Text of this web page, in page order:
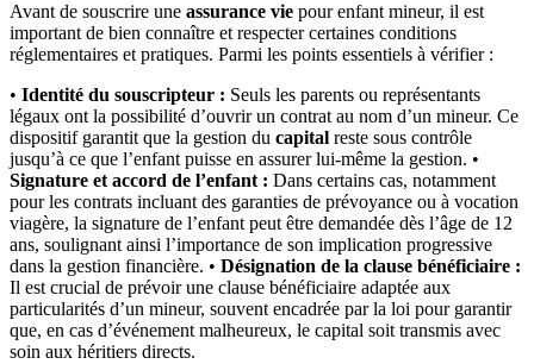
Avant de souscrire une assurance vie pour enfant mineur, il est
important de bien connaître et respecter certaines conditions
réglementaires et pratiques. Parmi les points essentiels à vérifier :
• Identité du souscripteur : Seuls les parents ou représentants
légaux ont la possibilité d’ouvrir un contrat au nom d’un mineur. Ce
dispositif garantit que la gestion du capital reste sous contrôle
jusqu’à ce que l’enfant puisse en assurer lui-même la gestion. •
Signature et accord de l’enfant : Dans certains cas, notamment
pour les contrats incluant des garanties de prévoyance ou à vocation
viagère, la signature de l’enfant peut être demandée dès l’âge de 12
ans, soulignant ainsi l’importance de son implication progressive
dans la gestion financière. • Désignation de la clause bénéficiaire :
Il est crucial de prévoir une clause bénéficiaire adaptée aux
particularités d’un mineur, souvent encadrée par la loi pour garantir
que, en cas d’événement malheureux, le capital soit transmis avec
soin aux héritiers directs.